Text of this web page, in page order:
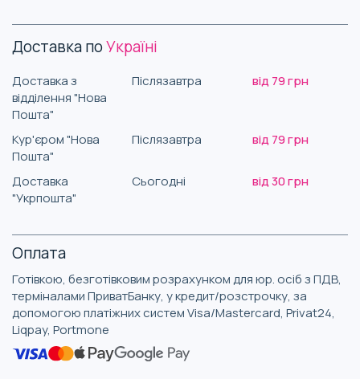
Доставка поУкраїні
Доставка з
відділення "Нова
Пошта"
Післязавтра від 79 грн
Кур'єром "Нова
Пошта"
Післязавтра від 79 грн
Доставка
"Укрпошта"
Сьогодні від 30 грн
Оплата
Готівкою, безготівковим розрахунком для юр. осіб з ПДВ,
терміналами ПриватБанку, у кредит/розстрочку, за
допомогою платіжних систем Visa/Mastercard, Privat24,
Liqpay, Portmone